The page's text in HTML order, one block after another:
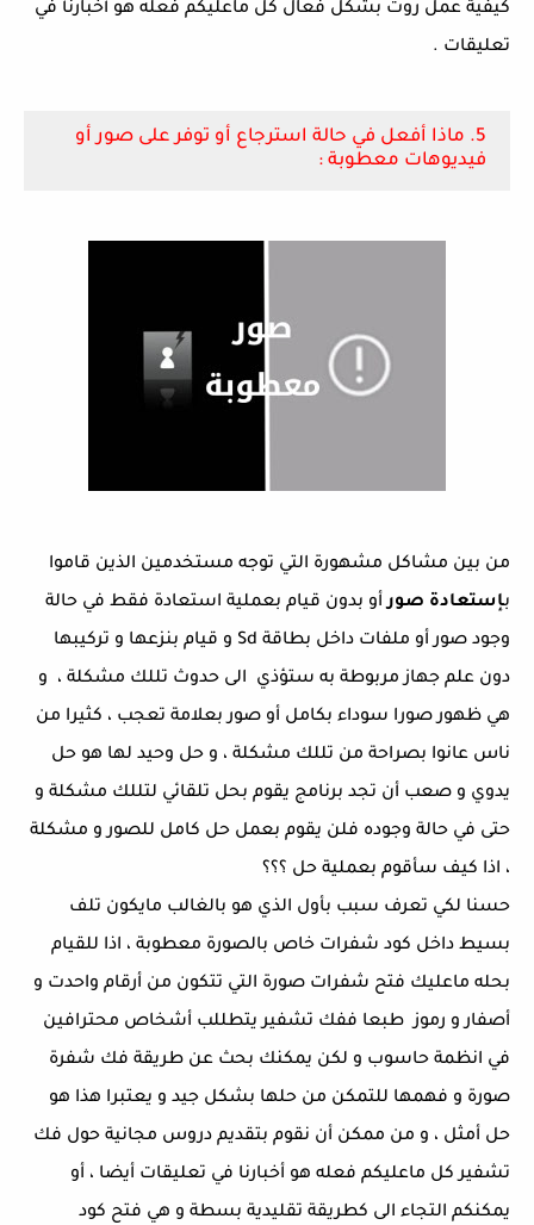
كيفية عمل روت بشكل فعال كل ماعليكم فعله هو أخبارنأ في
تعليقات .
5. ماذا أفعل في حالة استرجاع أو توفر على صور أو
فيديوهات معطوبة :
من بين مشاكل مشهورة التي توجه مستخدمين الذين قاموا
بإستعادة صورأو بدون قيام بعملية استعادة فقط في حالة
وجود صور أو ملفات داخل بطاقة Sd و قيام بنزعها و تركيبها
دون علم جهاز مربوطة به ستؤذي الى حدوث تللك مشكلة ، و
هي ظهور صورا سوداء بكامل أو صور بعلامة تعجب ، كثيرا من
ناس عانوا بصراحة من تللك مشكلة ، و حل وحيد لها هو حل
يدوي و صعب أن تجد برنامج يقوم بحل تلقائي لتللك مشكلة و
حتى في حالة وجوده فلن يقوم بعمل حل كامل للصور و مشكلة
، اذا كيف سأقوم بعملية حل ؟؟؟
حسنا لكي تعرف سبب بأول الذي هو بالغالب مايكون تلف
بسيط داخل كود شفرات خاص بالصورة معطوبة ، اذا للقيام
بحله ماعليك فتح شفرات صورة التي تتكون من أرقام واحدت و
أصفار و رموز طبعا ففك تشفير يتطللب أشخاص محترافين
في انظمة حاسوب و لكن يمكنك بحث عن طريقة فك شفرة
صورة و فهمها للتمكن من حلها بشكل جيد و يعتبرا هذا هو
حل أمثل ، و من ممكن أن نقوم بتقديم دروس مجانية حول فك
تشفير كل ماعليكم فعله هو أخبارنا في تعليقات أيضا ، أو
يمكنكم التجاء الى كطريقة تقليدية بسطة و هي فتح كود